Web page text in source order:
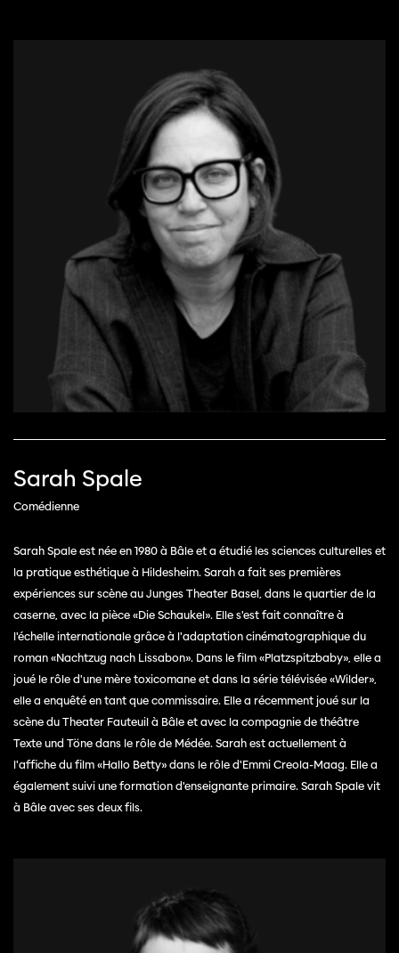
Sarah Spale
Comédienne
Sarah Spale est née en 1980 à Bâle et a étudié les sciences culturelles et
la pratique esthétique à Hildesheim. Sarah a fait ses premières
expériences sur scène au Junges Theater Basel, dans le quartier de la
caserne, avec la pièce «Die Schaukel». Elle s'est fait connaître à
l'échelle internationale grâce à l'adaptation cinématographique du
roman «Nachtzug nach Lissabon». Dans le film «Platzspitzbaby», elle a
joué le rôle d'une mère toxicomane et dans la série télévisée «Wilder»,
elle a enquêté en tant que commissaire. Elle a récemment joué sur la
scène du Theater Fauteuil à Bâle et avec la compagnie de théâtre
Texte und Töne dans le rôle de Médée. Sarah est actuellement à
l'affiche du film «Hallo Betty» dans le rôle d'Emmi Creola-Maag. Elle a
également suivi une formation d'enseignante primaire. Sarah Spale vit
à Bâle avec ses deux fils.